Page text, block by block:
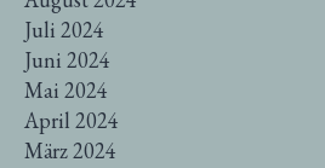
Juli 2024
Juni 2024
Mai 2024
April 2024
März 2024